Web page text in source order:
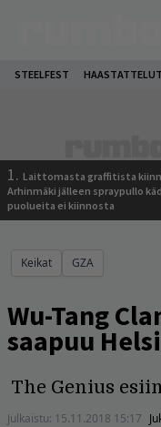
STEELFEST HAASTATTELUT
1. Laittomasta graffitista
Arhinmäki jälleen spraypullo
puolueita ei kiinnosta
Keikat GZA
Wu-Tang
saapuu
The Genius
Julkaistu: 15.11.2018 15:17